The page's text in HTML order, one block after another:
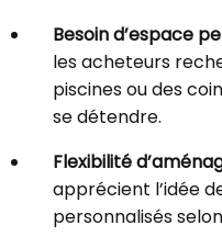
Besoin d’espace
les acheteurs
piscines ou des
se détendre.
Flexibilité
apprécient l’idée
personnalisés